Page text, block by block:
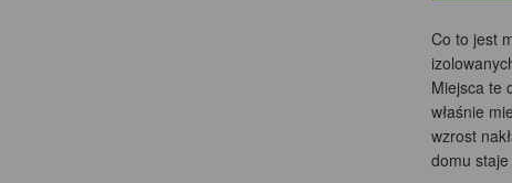
Co to jest
Miejsca te
właśnie
wzrost
domu